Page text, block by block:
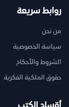
روابط سريعة
من نحن
سياسة الخصوصية
الشروط والأحكام
حقوق الملكية الفكرية